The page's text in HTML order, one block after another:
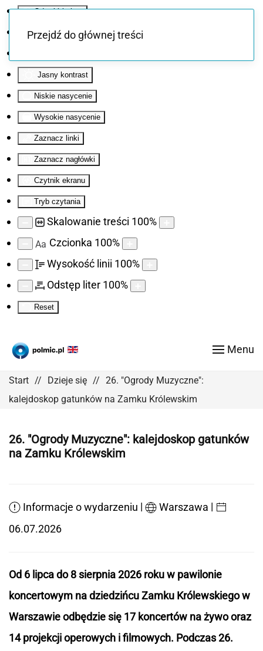
Odwróć kolory
Monochromatyczny
Jasny kontrast
Niskie nasycenie
Wysokie nasycenie
Zaznacz linki
Zaznacz nagłówki
Czytnik ekranu
Tryb czytania
Skalowanie treści 100%
Aa Czcionka 100%
Wysokość linii 100%
Odstęp liter 100%
Reset
Przejdź do głównej treści
Menu
Start Dzieje się
26. "Ogrody Muzyczne":
kalejdoskop gatunków na Zamku Królewskim
26. "Ogrody Muzyczne": kalejdoskop gatunków
na Zamku Królewskim
Informacje o wydarzeniu | Warszawa |
06.07.2026
Od 6 lipca do 8 sierpnia 2026 roku w pawilonie
koncertowym na dziedzińcu Zamku Królewskiego w
Warszawie odbędzie się 17 koncertów na żywo oraz
14 projekcji operowych i filmowych. Podczas 26.